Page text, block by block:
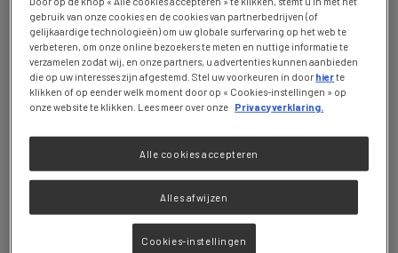
VAN… UW TRANSIT
Als u zwanger bent, wilt u geen last van vervelende transitproblemen. Een
afdoende hydratatie gecombineerd met een vezelrijke voeding kan een
goed middel zijn om het optreden van constipatie tijdens de
gebruik van onze cookies en de cookies van partnerbedrijven (of
gelijkaardige technologieën) om uw globale surfervaring op het web te
verbeteren, om onze online bezoekers te meten en nuttige informatie te
verzamelen zodat wij, en onze partners, u advertenties kunnen aanbieden
die op uw interesses zijn afgestemd. Stel uw voorkeuren in door hierte
klikken of op eender welk moment door op « Cookies-instellingen » op
onze website te klikken. Lees meer over onze
Privacyverklaring.
Alles afwijzen
Alle cookies accepteren
Cookies-instellingen